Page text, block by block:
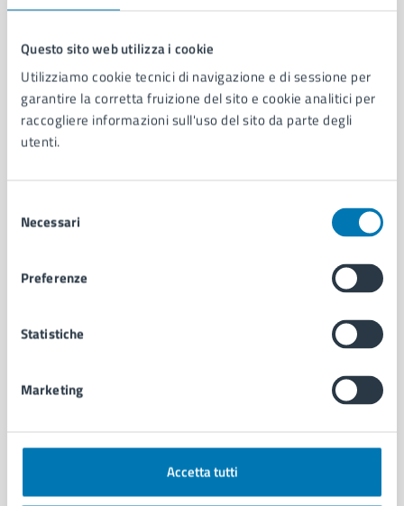
Questo sito web utilizza i cookie
Utilizziamo cookie tecnici di navigazione e di sessione per
garantire la corretta fruizione del sito e cookie analitici per
raccogliere informazioni sull'uso del sito da parte degli
utenti.
delNecessari
Preferenze
Statistiche
Marketing
Accetta tutti
Comune di Napoli
AMMINISTRAZIONE
Aree amministrative
Organi di governo
Municipalità
Personale amministrativo
Intranet, posta aziendale e protocollo
CATEGORIE DI SERVIZIO
Anagrafe e stato civile
Autorizzazioni
Documenti e certificati
Giustizia e sicurezza pubblica